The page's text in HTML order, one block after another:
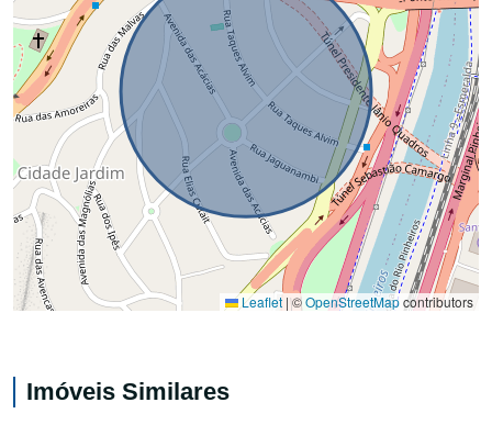
Leaflet |©OpenStreetMapcontributors
Imóveis Similares